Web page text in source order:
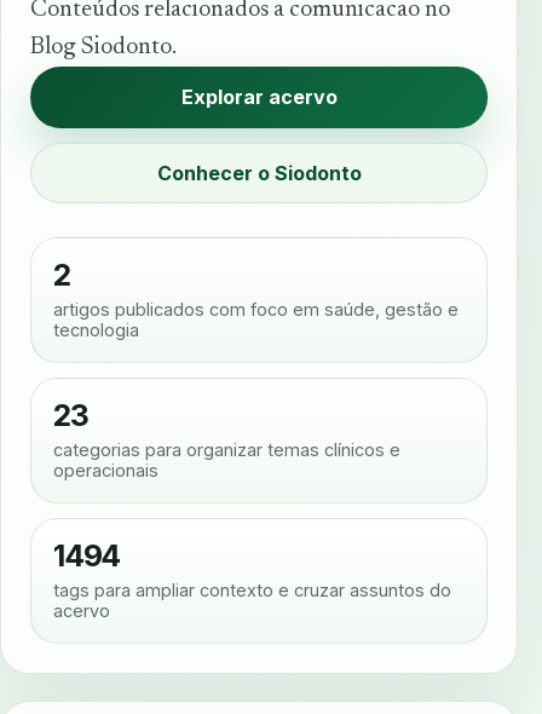
Conteúdos relacionados a comunicacao no
Blog Siodonto.
Explorar acervo
Conhecer o Siodonto
2
artigos publicados com foco em saúde, gestão e
tecnologia
23
categorias para organizar temas clínicos e
operacionais
1494
tags para ampliar contexto e cruzar assuntos do
acervo